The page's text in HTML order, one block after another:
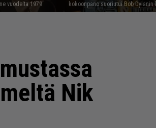
vuodelta 1979
kokoonpano suoriutui Bob
Nik